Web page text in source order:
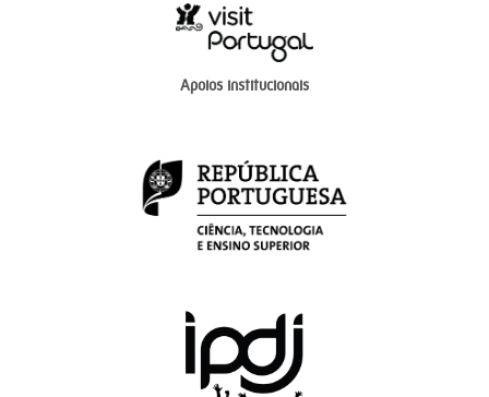
Apoios institucionais